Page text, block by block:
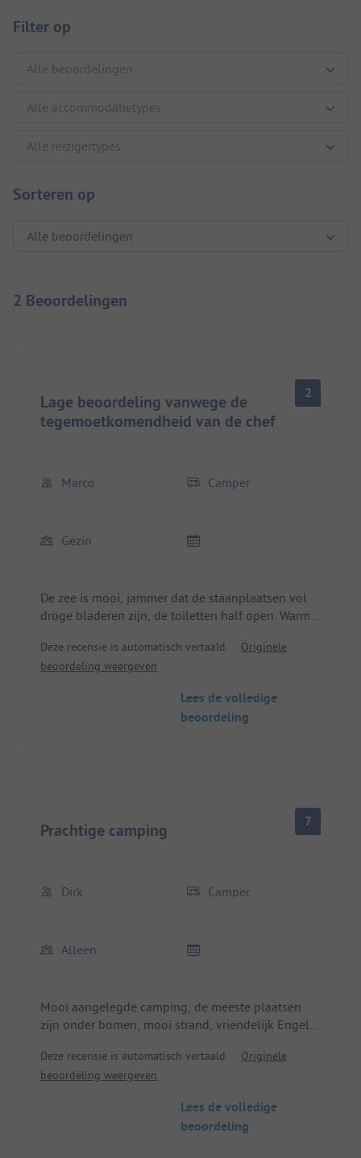
Filter op
Sorteren op
2 Beoordelingen
Lage beoordeling vanwege de
tegemoetkomendheid van de chef
2
Marco Camper
Gezin
De zee is mooi, jammer dat de staanplaatsen vol
droge bladeren zijn, de toiletten half open. Warm
bar en het restaurant zijn open met de tweede
week van juli.
Deze recensie is automatisch vertaald.
Originele
beoordeling weergeven
Lees de volledige
beoordeling
Prachtige camping 7
Dirk Camper
Alleen
Mooi aangelegde camping, de meeste plaatsen
zijn onder bomen, mooi strand, vriendelijk Engels
Ik was hier half juni, toen was de camping erg
leeg en erg rustig.
Eén punt van kritiek vanuit Duits perspectief: Het
sanitair is van Zuid-Europese standaard en niet te
Deze recensie is automatisch vertaald.
Originele
beoordeling weergeven
Lees de volledige
beoordeling